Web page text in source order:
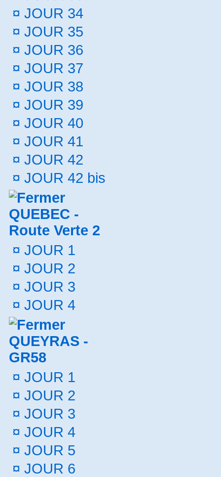
¤ JOUR 34
¤ JOUR 35
¤ JOUR 36
¤ JOUR 37
¤ JOUR 38
¤ JOUR 39
¤ JOUR 40
¤ JOUR 41
¤ JOUR 42
¤ JOUR 42 bis
QUEBEC -
Route Verte 2
¤ JOUR 1
¤ JOUR 2
¤ JOUR 3
¤ JOUR 4
QUEYRAS -
GR58
¤ JOUR 1
¤ JOUR 2
¤ JOUR 3
¤ JOUR 4
¤ JOUR 5
¤ JOUR 6